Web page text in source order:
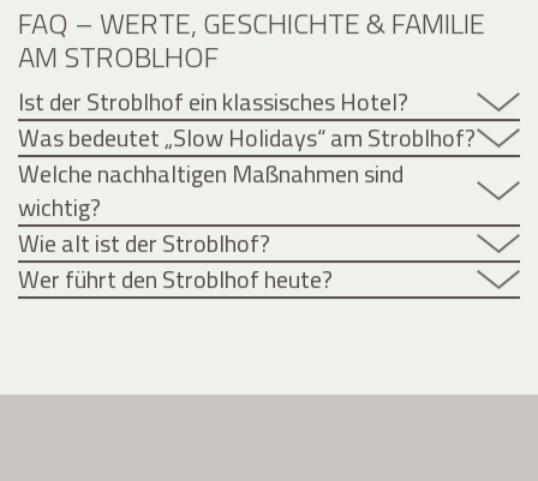
FAQ – WERTE, GESCHICHTE & FAMILIE
AM STROBLHOF
Ist der Stroblhof ein klassisches Hotel?
Was bedeutet „Slow Holidays“ am Stroblhof?
Welche nachhaltigen Maßnahmen sind
wichtig?
Wie alt ist der Stroblhof?
Wer führt den Stroblhof heute?